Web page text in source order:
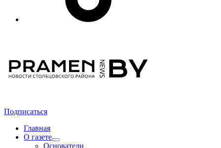
Подписаться
Главная
О газете
Основатели